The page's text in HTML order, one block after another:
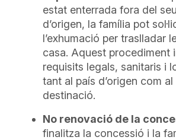
estat enterrada fora del
d’origen, la família pot
l’exhumació per traslladar
casa. Aquest procediment
requisits legals, sanitaris i
tant al país d’origen com al
destinació.
No renovació de la
finalitza la concessió i la